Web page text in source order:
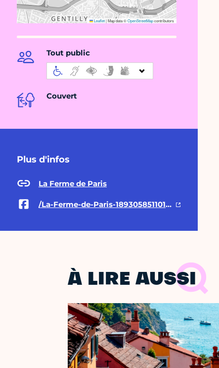
Leaflet|Map data ©OpenStreetMapcontributors
Tout public
Couvert
Plus d'infos
La Ferme de Paris
/La-Ferme-de-Paris-189305851101246/
À LIRE AUSSI